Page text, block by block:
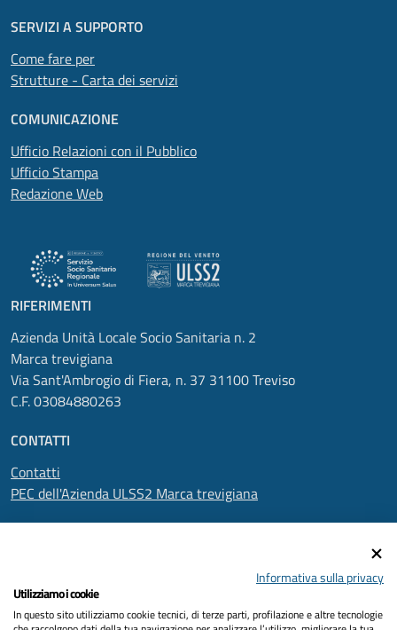
SERVIZI A SUPPORTO
Come fare per
Strutture - Carta dei servizi
COMUNICAZIONE
Ufficio Relazioni con il Pubblico
Ufficio Stampa
Redazione Web
RIFERIMENTI
Azienda Unità Locale Socio Sanitaria n. 2
Marca trevigiana
Via Sant'Ambrogio di Fiera, n. 37 31100 Treviso
C.F. 03084880263
CONTATTI
Contatti
PEC dell'Azienda ULSS2 Marca trevigiana
Informativa privacy
Informativa sulla privacy
Utilizziamo i cookie
In questo sito utilizziamo cookie tecnici, di terze parti, profilazione e altre tecnologie